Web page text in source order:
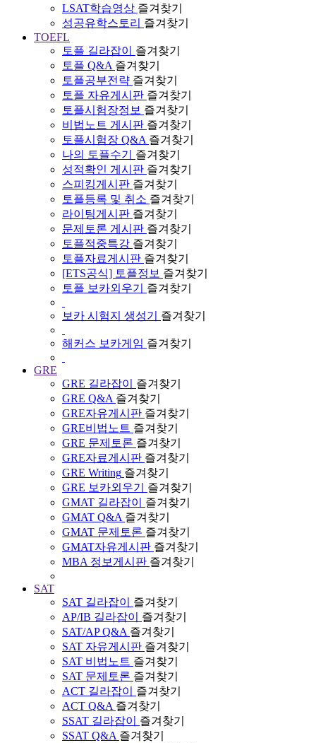
LSAT학습영상 즐겨찾기
성공유학스토리 즐겨찾기
TOEFL
토플 길라잡이
즐겨찾기
토플 Q&A 즐겨찾기
토플공부전략 즐겨찾기
토플 자유게시판 즐겨찾기
토플시험장정보 즐겨찾기
비법노트 게시판 즐겨찾기
토플시험장 Q&A 즐겨찾기
나의 토플수기
즐겨찾기
성적확인 게시판 즐겨찾기
스피킹게시판 즐겨찾기
토플등록 및 취소 즐겨찾기
라이팅게시판 즐겨찾기
문제토론 게시판 즐겨찾기
토플적중특강 즐겨찾기
토플자료게시판 즐겨찾기
[ETS공식] 토플정보 즐겨찾기
토플 보카외우기
즐겨찾기
보카 시험지 생성기 즐겨찾기
해커스 보카게임 즐겨찾기
GRE
GRE 길라잡이
즐겨찾기
GRE Q&A 즐겨찾기
GRE자유게시판 즐겨찾기
GRE비법노트 즐겨찾기
GRE 문제토론 즐겨찾기
GRE자료게시판 즐겨찾기
GRE Writing 즐겨찾기
GRE 보카외우기
즐겨찾기
GMAT 길라잡이
즐겨찾기
GMAT Q&A 즐겨찾기
GMAT 문제토론 즐겨찾기
GMAT자유게시판 즐겨찾기
MBA 정보게시판 즐겨찾기
SAT
SAT 길라잡이
즐겨찾기
AP/IB 길라잡이
즐겨찾기
SAT/AP Q&A 즐겨찾기
SAT 자유게시판 즐겨찾기
SAT 비법노트 즐겨찾기
SAT 문제토론 즐겨찾기
ACT 길라잡이
즐겨찾기
ACT Q&A 즐겨찾기
SSAT 길라잡이
즐겨찾기
SSAT Q&A 즐겨찾기